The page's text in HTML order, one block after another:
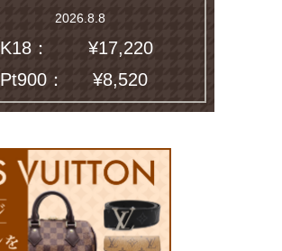
2026.8.8
K18：
¥17,220
Pt900：
¥8,520